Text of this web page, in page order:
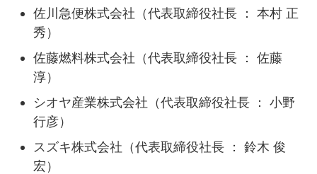
佐川急便株式会社（代表取締役社長 ： 本村 正
秀）
佐藤燃料株式会社（代表取締役社長 ： 佐藤
淳）
シオヤ産業株式会社（代表取締役社長 ： 小野
行彦）
スズキ株式会社（代表取締役社長 ： 鈴木 俊
宏）